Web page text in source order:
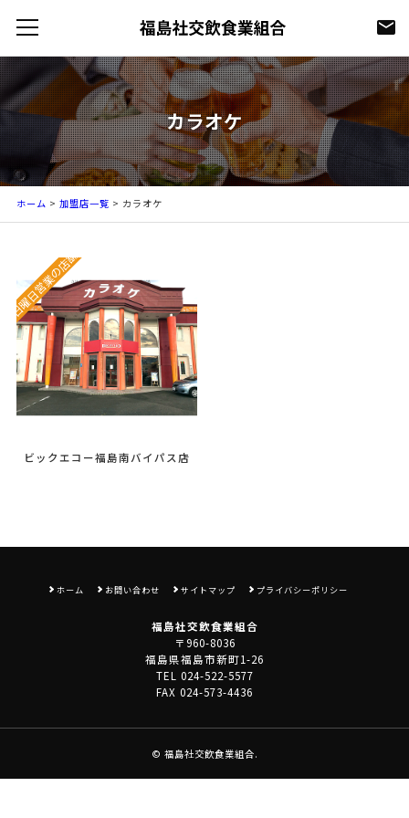
カラオケ
ホーム > 加盟店一覧 > カラオケ
日曜日営業の店舗
ビックエコー福島南バイパス店
ホーム お問い合わせ サイトマップ プライバシーポリシー
福島社交飲食業組合
〒960-8036
福島県福島市新町1-26
TEL 024-522-5577
FAX 024-573-4436
© 福島社交飲食業組合.